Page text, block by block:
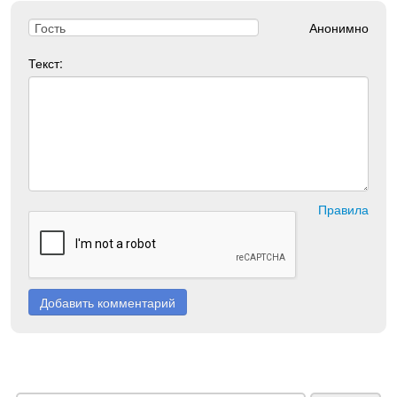
Анонимно
Текст:
Правила
Добавить комментарий